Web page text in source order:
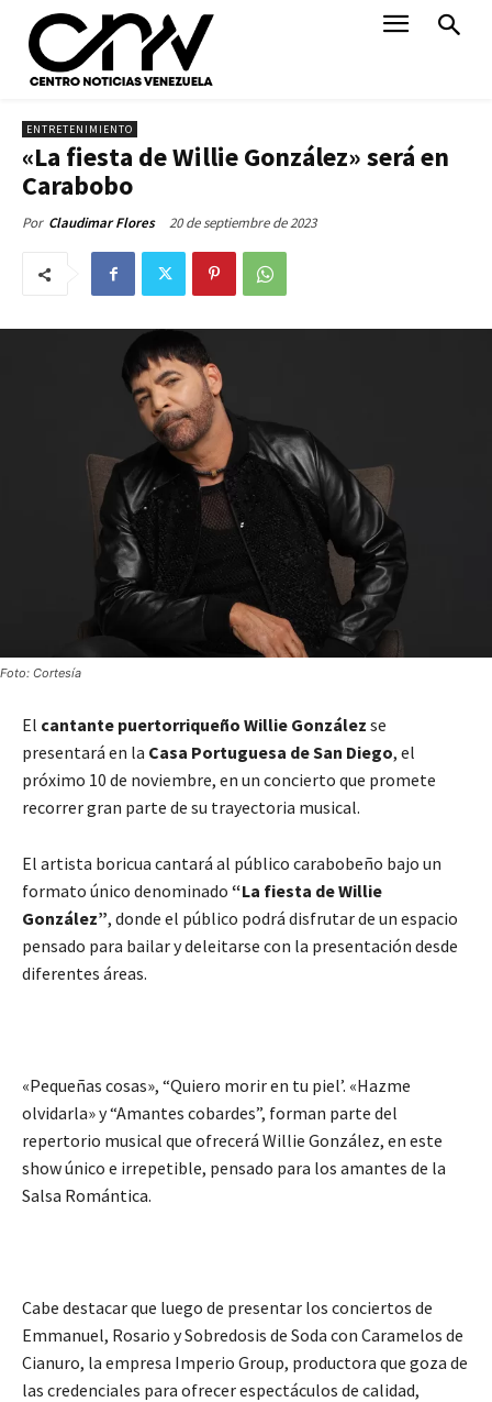
ENTRETENIMIENTO
«La fiesta de Willie González» será en
Carabobo
Por Claudimar Flores 20 de septiembre de 2023
Foto: Cortesía
El cantante puertorriqueño Willie González se
presentará en la Casa Portuguesa de San Diego, el
próximo 10 de noviembre, en un concierto que promete
recorrer gran parte de su trayectoria musical.
El artista boricua cantará al público carabobeño bajo un
formato único denominado “La fiesta de Willie
González”, donde el público podrá disfrutar de un espacio
pensado para bailar y deleitarse con la presentación desde
diferentes áreas.
«Pequeñas cosas», “Quiero morir en tu piel’. «Hazme
olvidarla» y “Amantes cobardes”, forman parte del
repertorio musical que ofrecerá Willie González, en este
show único e irrepetible, pensado para los amantes de la
Salsa Romántica.
Cabe destacar que luego de presentar los conciertos de
Emmanuel, Rosario y Sobredosis de Soda con Caramelos de
Cianuro, la empresa Imperio Group, productora que goza de
las credenciales para ofrecer espectáculos de calidad,